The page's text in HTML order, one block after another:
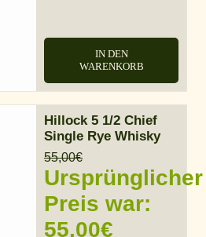
IN DEN
WARENKORB
Hillock 5 1/2 Chief
Single Rye Whisky
55,00€
Ursprünglicher
Preis war:
55,00€